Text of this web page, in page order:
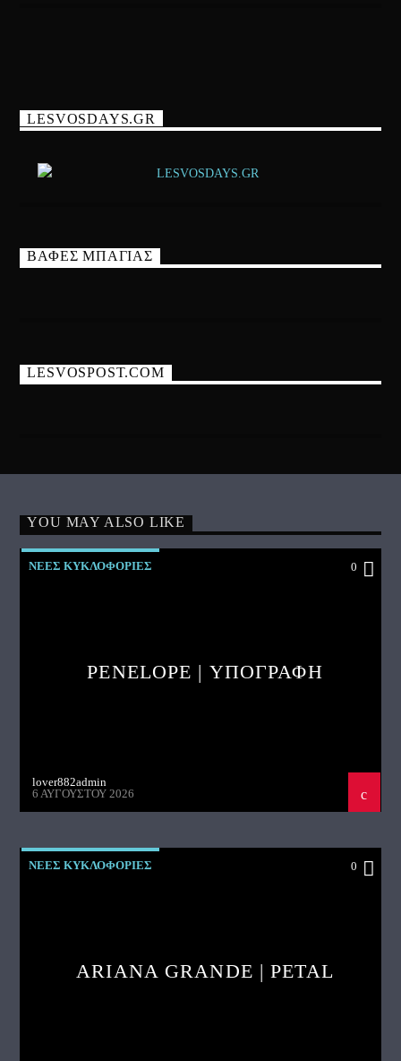
LESVOSDAYS.GR
ΒΑΦΕΣ ΜΠΑΓΙΑΣ
LESVOSPOST.COM
YOU MAY ALSO LIKE
ΝΕΕΣ ΚΥΚΛΟΦΟΡΙΕΣ 0
PENELOPE | ΥΠΟΓΡΑΦΗ
lover882admin
6 ΑΥΓΟΎΣΤΟΥ 2026
ΝΕΕΣ ΚΥΚΛΟΦΟΡΙΕΣ 0
ARIANA GRANDE | PETAL